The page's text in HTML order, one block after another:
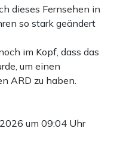
dieses Fernsehen in
so stark geändert
im Kopf, dass das
um einen
ARD zu haben.
um 09:04 Uhr